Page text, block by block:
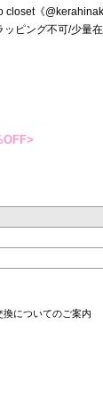
closet《
ピング不可/少量
換についてのご案内